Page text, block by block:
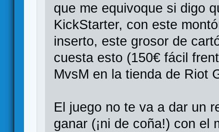
que me equivoque si digo
KickStarter, con este
inserto, este grosor de
cuesta esto (150€ fácil
MvsM en la tienda de Riot
El juego no te va a dar un
ganar (¡ni de coña!) con el